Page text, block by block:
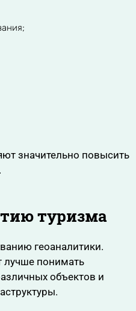
значительно повысить
туризма
геоаналитики.
лучше понимать
объектов и